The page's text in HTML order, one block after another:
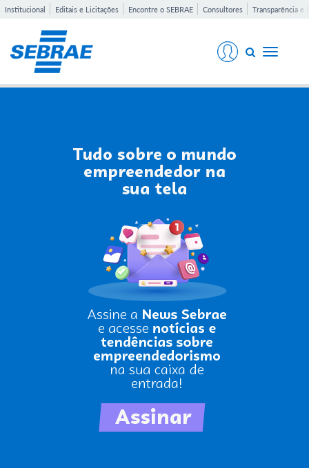
Institucional Editais e Licitações Encontre o SEBRAE Consultores Transparência e
Toggle